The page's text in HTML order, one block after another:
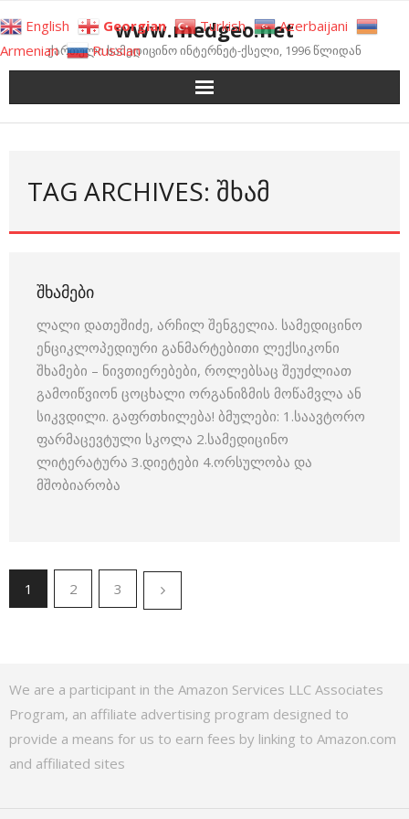
to
content
www.medgeo.net
ქართული სამედიცინო ინტერნეტ-ქსელი, 1996 წლიდან
TAG ARCHIVES: ᲨᲮᲐᲛ
ᲨᲮᲐᲛᲔᲑᲘ
ლალი დათეშიძე, არჩილ შენგელია. სამედიცინო
ენციკლოპედიური განმარტებითი ლექსიკონი
შხამები – ნივთიერებები, როლებსაც შეუძლიათ
გამოიწვიონ ცოცხალი ორგანიზმის მოწამვლა ან
სიკვდილი. გაფრთხილება! ბმულები: 1.საავტორო
ფარმაცევტული სკოლა 2.სამედიცინო
ლიტერატურა 3.დიეტები 4.ორსულობა და
მშობიარობა
1 2 3
We are a participant in the Amazon Services LLC Associates
Program, an affiliate advertising program designed to
provide a means for us to earn fees by linking to Amazon.com
and affiliated sites
English Georgian Turkish
Azerbaijani
Armenian
Russian